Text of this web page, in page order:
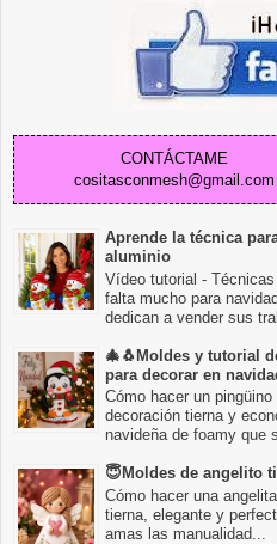
CONTÁCTAME
cositasconmesh@gmail.com
Aprende la técnica
aluminio
Vídeo tutorial -
falta mucho para
dedican a vender sus
🎄🐧Moldes y tutorial
para decorar en
Cómo hacer un
decoración tierna y
navideña de foamy que
😇Moldes de angelito
Cómo hacer una
tierna, elegante y
amas las manualidad...